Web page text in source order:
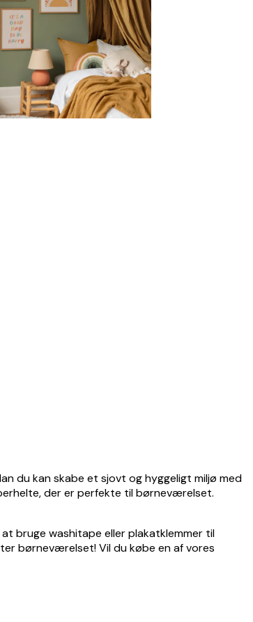
du kan skabe et sjovt og hyggeligt miljø med
der er perfekte til børneværelset.
bruge washitape eller plakatklemmer til
børneværelset! Vil du købe en af vores